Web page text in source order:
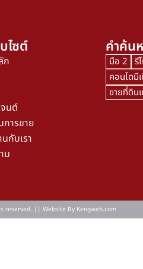
ไซต์
ก
จนต์
การขาย
กับเรา
ม
คำค้น
มือ 2 รี
คอนโดมี
ขายที่ดิน
reserved. || Website By Kengweb.com